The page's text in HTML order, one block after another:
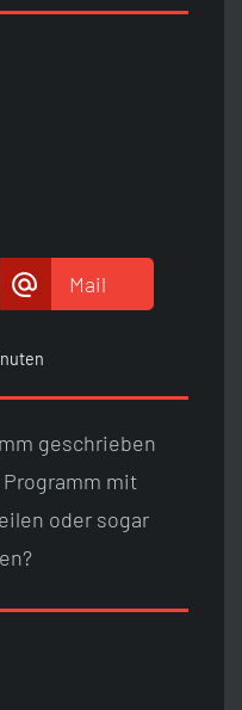
Mail
geschrieben
mit
oder sogar